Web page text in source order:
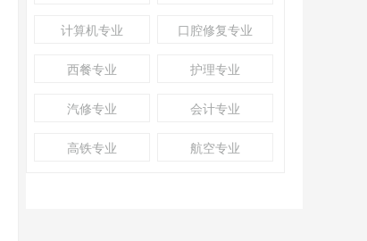
计算机专业 口腔修复专业
西餐专业 护理专业
汽修专业 会计专业
高铁专业 航空专业